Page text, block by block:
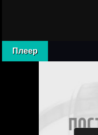
Плеер